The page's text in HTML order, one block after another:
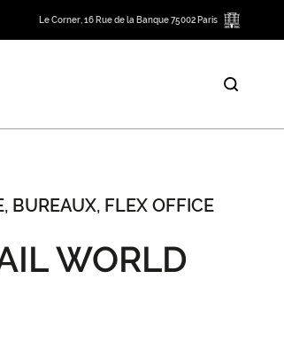
Le Corner, 16 Rue de la Banque 75002 Paris
BUREAUX, FLEX OFFICE
WORLD